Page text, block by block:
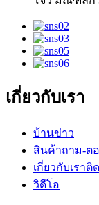
เกี่ยวกับเรา
บ้านข่าว
สินค้าถาม-ต
เกี่ยวกับเราติ
วิดีโอ